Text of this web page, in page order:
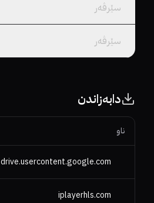
سێرڤەر
سێرڤەر
دابەزاندن
ناو
drive.usercontent.google.com
iplayerhls.com